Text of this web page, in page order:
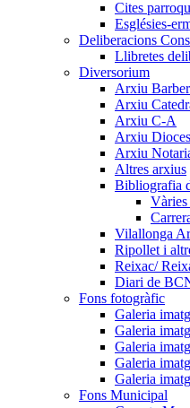
Cites
Esglésies-
Deliberacions
Llibretes
Diversorium
Arxiu
Arxiu
Arxiu C-A
Arxiu
Arxiu
Altres arxius
Bibliografia
Vilallonga
Ripollet i
Reixac/
Diari de
Fons fotogràfic
Galeria
Galeria
Galeria
Galeria
Galeria
Fons Municipal